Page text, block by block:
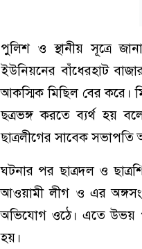
পুলিশ ও স্থানীয় সূত্রে
ইউনিয়নের বাঁধেরহাট
আকস্মিক মিছিল বের করে।
ছত্রভঙ্গ করতে ব্যর্থ হয়
ছাত্রলীগের সাবেক
ঘটনার পর ছাত্রদল ও
আওয়ামী লীগ ও এর
অভিযোগ ওঠে। এতে উভয়
হয়।